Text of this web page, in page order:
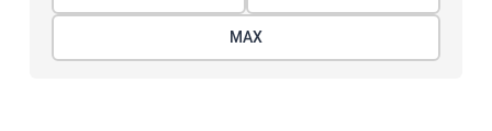
МАХ